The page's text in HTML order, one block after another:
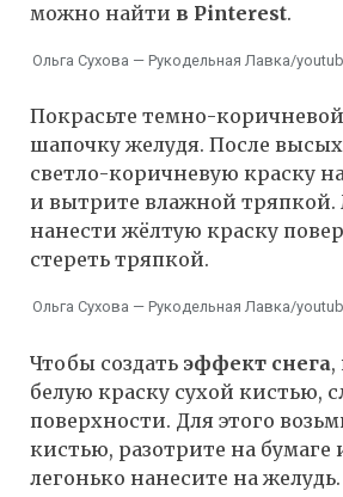
можно найти в Pinterest.
Ольга Сухова — Рукодельная Лавка/
Покрасьте темно-
шапочку желудя. После
светло-коричневую краску
и вытрите влажной
нанести жёлтую краску
стереть тряпкой.
Ольга Сухова — Рукодельная Лавка/
Чтобы создать эффект снега,
белую краску сухой кистью,
поверхности. Для этого
кистью, разотрите на бумаге
легонько нанесите на желудь.